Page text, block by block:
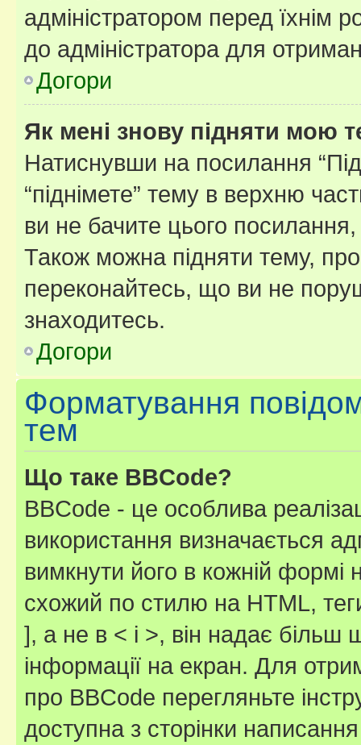
адміністратором перед їхнім
до адміністратора для
Догори
Як мені знову підняти мою
Натиснувши на посилання
“піднімете” тему в верхню
ви не бачите цього
Також можна підняти тему,
переконайтесь, що ви не
знаходитесь.
Догори
Форматування
тем
Що таке BBCode?
BBCode - це особлива
використання визначається
вимкнути його в кожній
схожий по стилю на HTML,
], а не в < і >, він надає більш
інформації на екран. Для
про BBCode перегляньте
доступна з сторінки